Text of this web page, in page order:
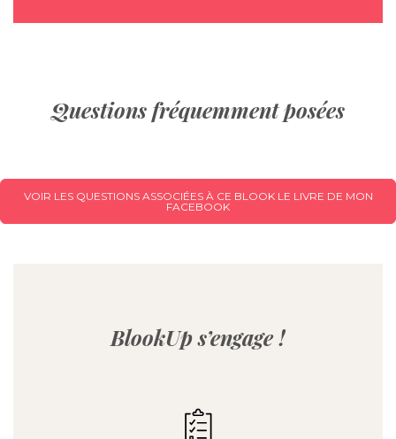
Questions fréquemment posées
VOIR LES QUESTIONS ASSOCIÉES À CE BLOOK LE LIVRE DE MON
FACEBOOK
BlookUp s’engage !